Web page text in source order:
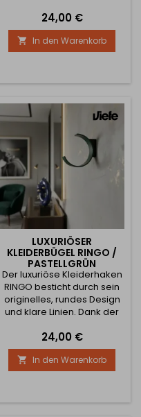
Schwarz passt
hervorragend zu
minimalistischen,
industriellen und
Interieurs. Die stabile
einen zuverlässigen Platz
zum Aufhängen von
Mänteln, Jacken,
Handtaschen, Rucksäcken,
Schals oder...
Preis
24,00 €
 In den Warenkorb
LUXURIÖSER
KLEIDERBÜGEL RINGO /
PASTELLGRÜN
Der luxuriöse Kleiderhaken
RINGO besticht durch sein
originelles, rundes Design
und klare Linien. Dank der
Oberfläche verleiht er dem
Interieur einen frischen und
modernen Look, der sich
hervorragend für
skandinavische und
Preis
24,00 €
 In den Warenkorb